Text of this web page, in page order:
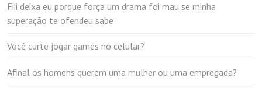
Fiii deixa eu porque força um drama foi mau se minha
superação te ofendeu sabe
Você curte jogar games no celular?
Afinal os homens querem uma mulher ou uma empregada?